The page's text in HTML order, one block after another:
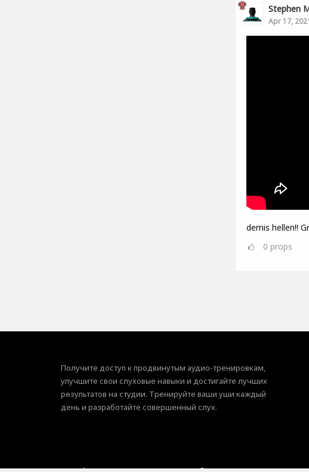
Stephen
Apr 17,
demis hellen!!
0 props
Получите доступ к продвинутым аудио-тренировкам,
улучшите свои слуховые навыки и достигайте лучших
результатов на студии. Тренируйте ваши уши каждый
день и разработайте совершенный слух.